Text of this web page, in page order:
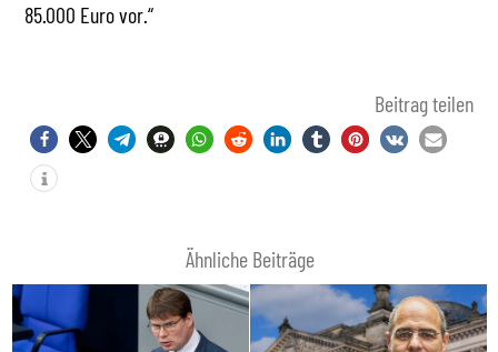
85.000 Euro vor.“
Beitrag teilen
Ähnliche Beiträge